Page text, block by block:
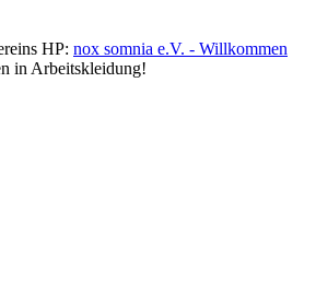
HP: nox somnia e.V. - Willkommen
in Arbeitskleidung!